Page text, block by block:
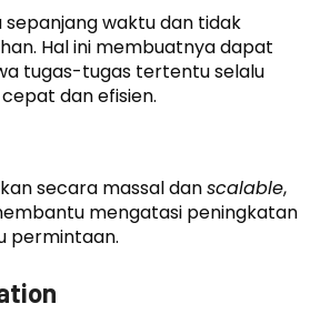
waktu dan tidak
Hal ini membuatnya dapat
tugas-tugas tertentu selalu
dan efisien.
secara massal danscalable,
mengatasi peningkatan
permintaan.